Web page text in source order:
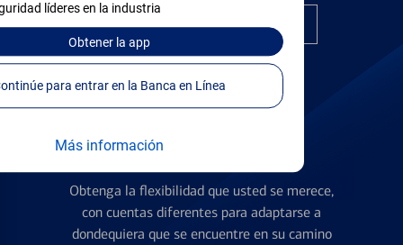
líderes en la industria
Obtenerla app
Continúe para entrar en la Banca en Línea
Más información
Encuentre la tarjeta correcta
Obtenga la flexibilidad que usted se merece,
con cuentas diferentes para adaptarse a
dondequiera que se encuentre en su camino